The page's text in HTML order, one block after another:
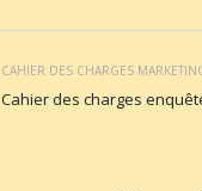
CAHIER DES CHARGES
Cahier des charges